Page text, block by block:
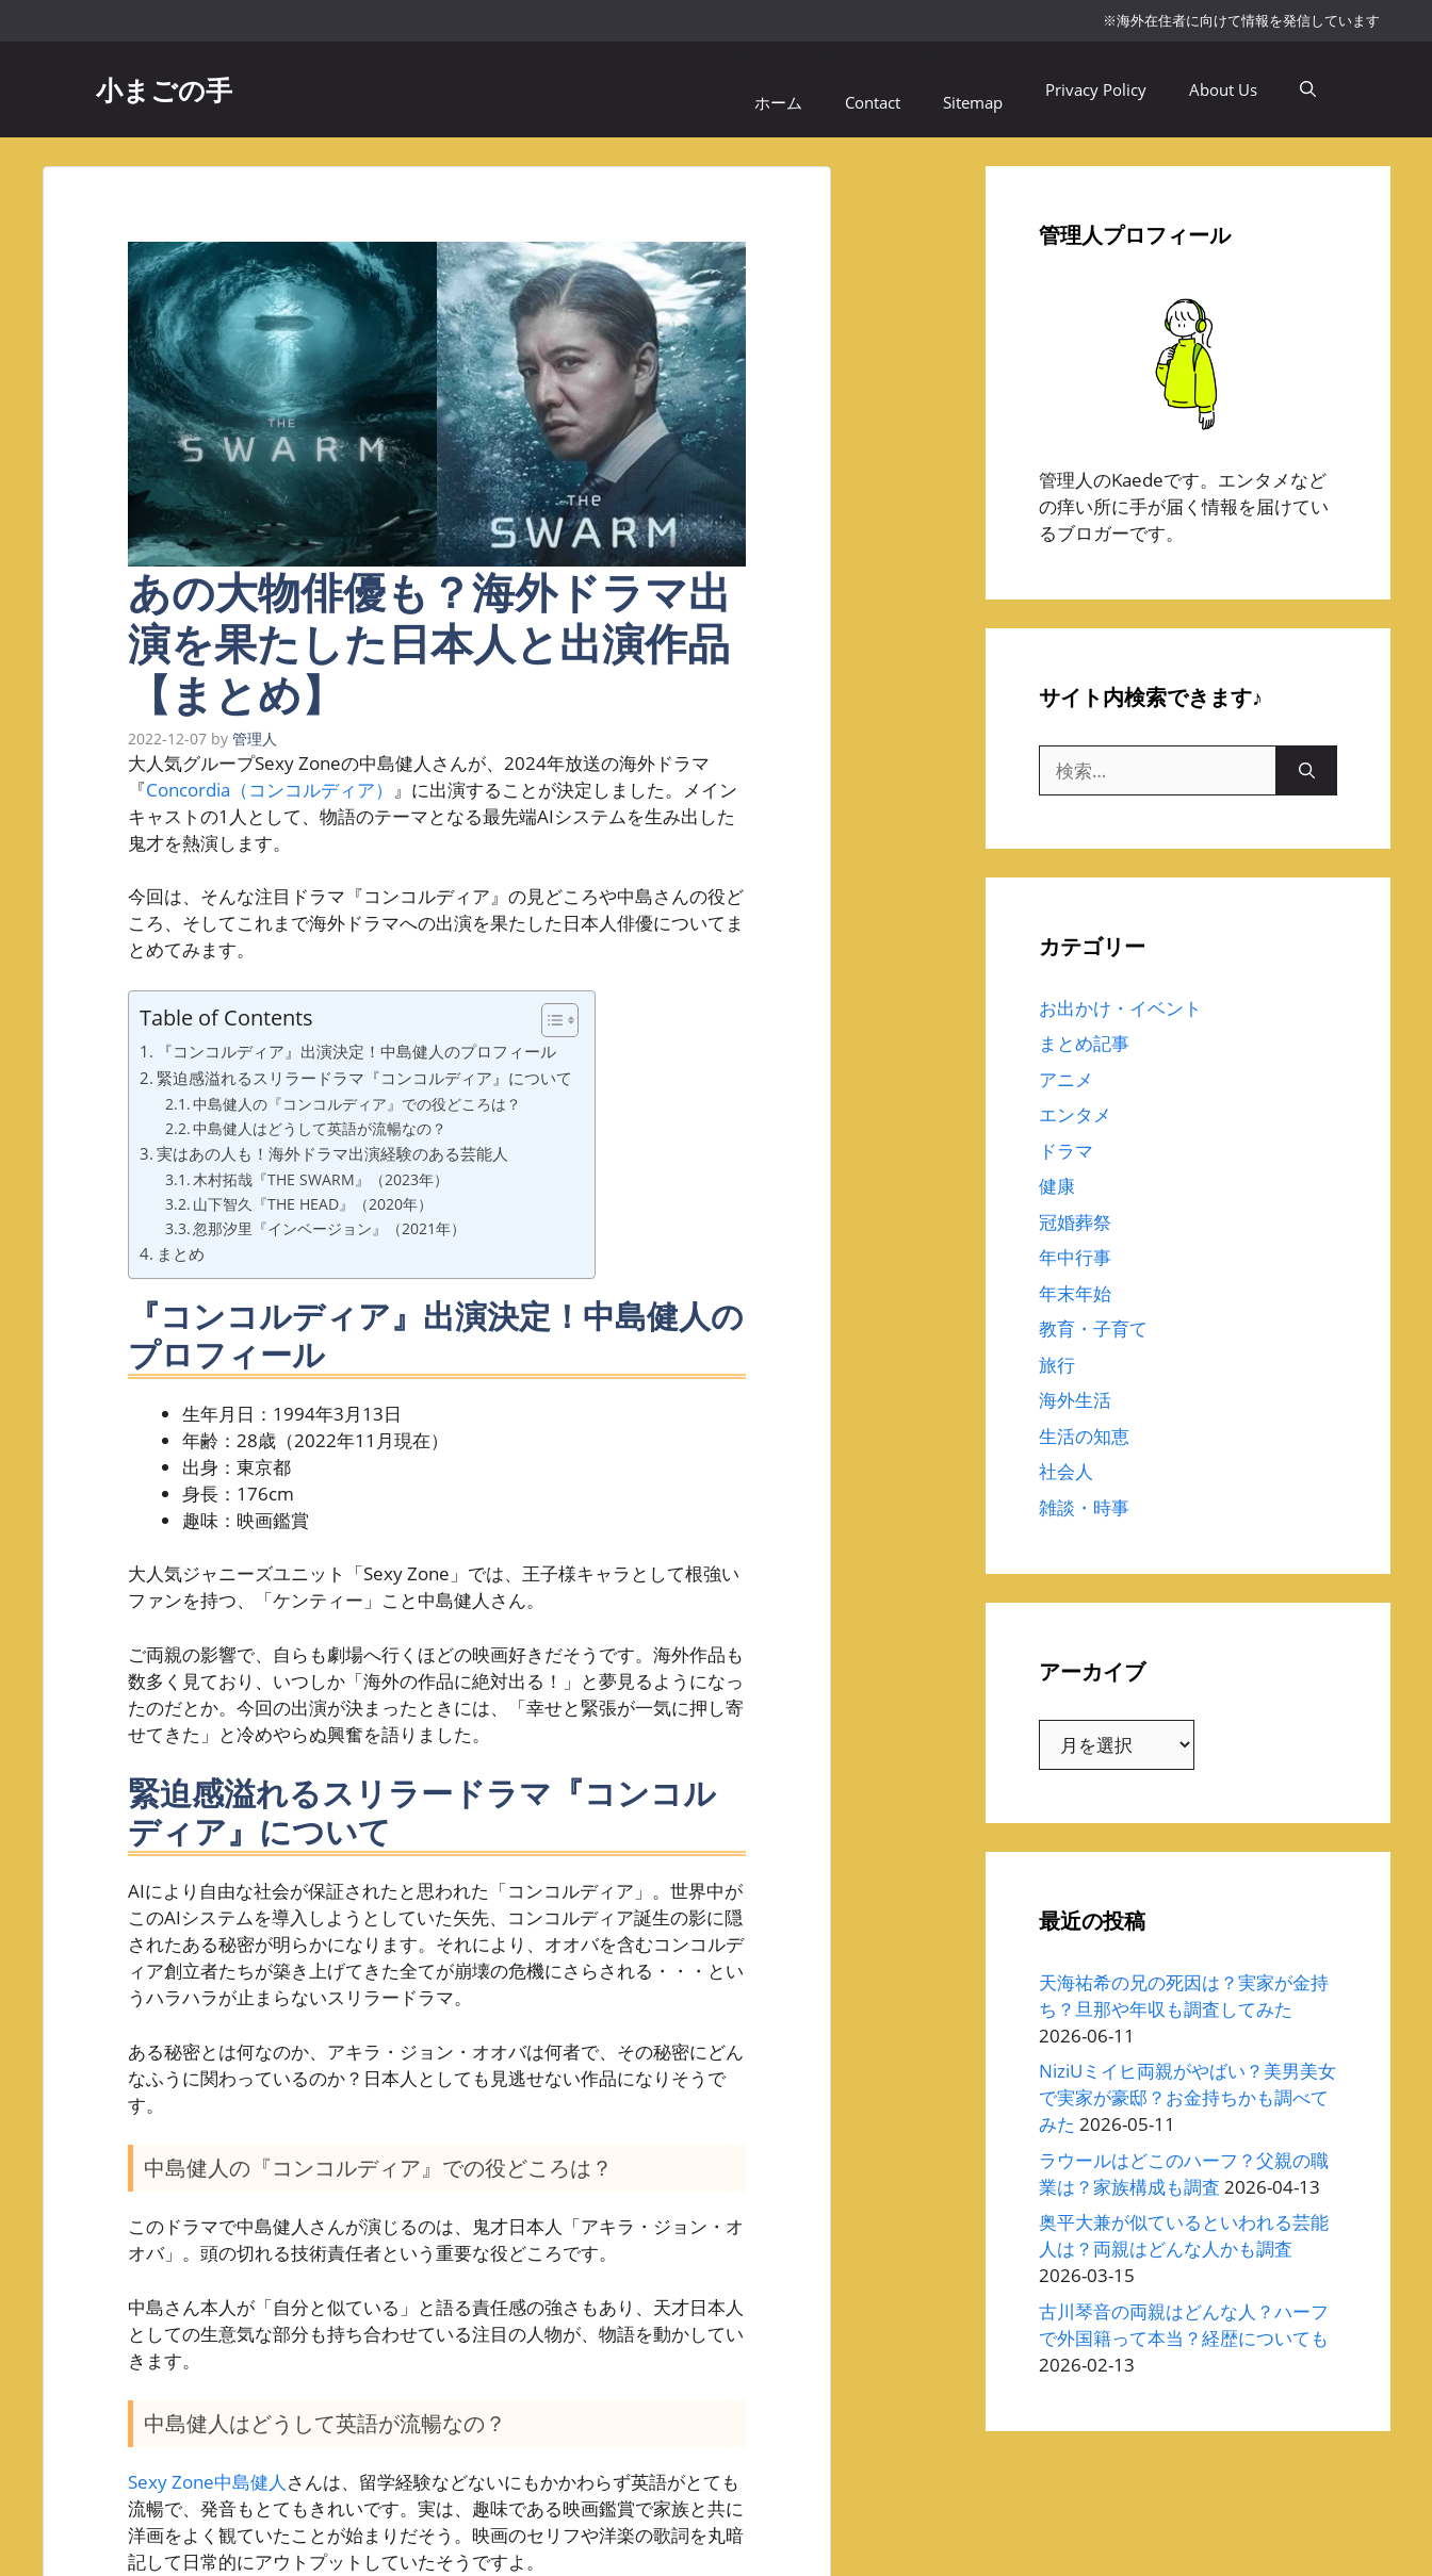
へ
※海外在住者に向けて情報を発信しています
小まごの手 ホーム Contact Sitemap
Privacy Policy About Us
あの大物俳優も？海外ドラマ出
演を果たした日本人と出演作品
【まとめ】
2022-12-07 by 管理人
大人気グループSexy Zoneの中島健人さんが、2024年放送の海外ドラマ
『Concordia（コンコルディア） 』に出演することが決定しました。メイン
キャストの1人として、物語のテーマとなる最先端AIシステムを生み出した
鬼才を熱演します。
今回は、そんな注目ドラマ『コンコルディア』の見どころや中島さんの役ど
ころ、そしてこれまで海外ドラマへの出演を果たした日本人俳優についてま
とめてみます。
Table of Contents
『コンコルディア』出演決定！中島健人のプロフィール
緊迫感溢れるスリラードラマ『コンコルディア』について
中島健人の『コンコルディア』での役どころは？
中島健人はどうして英語が流暢なの？
実はあの人も！海外ドラマ出演経験のある芸能人
木村拓哉『THE SWARM』（2023年）
山下智久『THE HEAD』（2020年）
忽那汐里『インベージョン』（2021年）
まとめ
『コンコルディア』出演決定！中島健人の
プロフィール
生年月日：1994年3月13日
年齢：28歳（2022年11月現在）
出身：東京都
身長：176cm
趣味：映画鑑賞
大人気ジャニーズユニット「Sexy Zone」では、王子様キャラとして根強い
ファンを持つ、「ケンティー」こと中島健人さん。
ご両親の影響で、自らも劇場へ行くほどの映画好きだそうです。海外作品も
数多く見ており、いつしか「海外の作品に絶対出る！」と夢見るようになっ
たのだとか。今回の出演が決まったときには、「幸せと緊張が一気に押し寄
せてきた」と冷めやらぬ興奮を語りました。
緊迫感溢れるスリラードラマ『コンコル
ディア』について
AIにより自由な社会が保証されたと思われた「コンコルディア」。世界中が
このAIシステムを導入しようとしていた矢先、コンコルディア誕生の影に隠
されたある秘密が明らかになります。それにより、オオバを含むコンコルデ
ィア創立者たちが築き上げてきた全てが崩壊の危機にさらされる・・・とい
うハラハラが止まらないスリラードラマ。
ある秘密とは何なのか、アキラ・ジョン・オオバは何者で、その秘密にどん
なふうに関わっているのか？日本人としても見逃せない作品になりそうで
す。
中島健人の『コンコルディア』での役どころは？
このドラマで中島健人さんが演じるのは、鬼才日本人「アキラ・ジョン・オ
オバ」。頭の切れる技術責任者という重要な役どころです。
中島さん本人が「自分と似ている」と語る責任感の強さもあり、天才日本人
としての生意気な部分も持ち合わせている注目の人物が、物語を動かしてい
きます。
中島健人はどうして英語が流暢なの？
Sexy Zone中島健人 さんは、留学経験などないにもかかわらず英語がとても
流暢で、発音もとてもきれいです。実は、趣味である映画鑑賞で家族と共に
洋画をよく観ていたことが始まりだそう。映画のセリフや洋楽の歌詞を丸暗
記して日常的にアウトプットしていたそうですよ。
管理人プロフィール
管理人のKaedeです。エンタメなど
の痒い所に手が届く情報を届けてい
るブロガーです。
サイト内検索できます♪
索:
カテゴリー
お出かけ・イベント
まとめ記事
アニメ
エンタメ
ドラマ
健康
冠婚葬祭
年中行事
年末年始
教育・子育て
旅行
海外生活
生活の知恵
社会人
雑談・時事
アーカイブ
最近の投稿
天海祐希の兄の死因は？実家が金持
ち？旦那や年収も調査してみた
2026-06-11
NiziUミイヒ両親がやばい？美男美女
で実家が豪邸？お金持ちかも調べて
みた 2026-05-11
ラウールはどこのハーフ？父親の職
業は？家族構成も調査 2026-04-13
奥平大兼が似ているといわれる芸能
人は？両親はどんな人かも調査
2026-03-15
古川琴音の両親はどんな人？ハーフ
で外国籍って本当？経歴についても
2026-02-13